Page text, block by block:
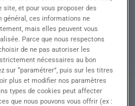
les familles : accueil
réalisation du suivi...
repas, jeux et
:
d'un projet éducatif,
d'équipes...
(amplitude horaires
et pour vous proposer des
général, ces informations ne
mais elles peuvent vous
Parce que nous respectons
de ne pas autoriser les
nécessaires au bon
sur “paramétrer”, puis sur les titres
plus et modifier nos paramètres
types de cookies peut affecter
que nous pouvons vous offrir (ex :